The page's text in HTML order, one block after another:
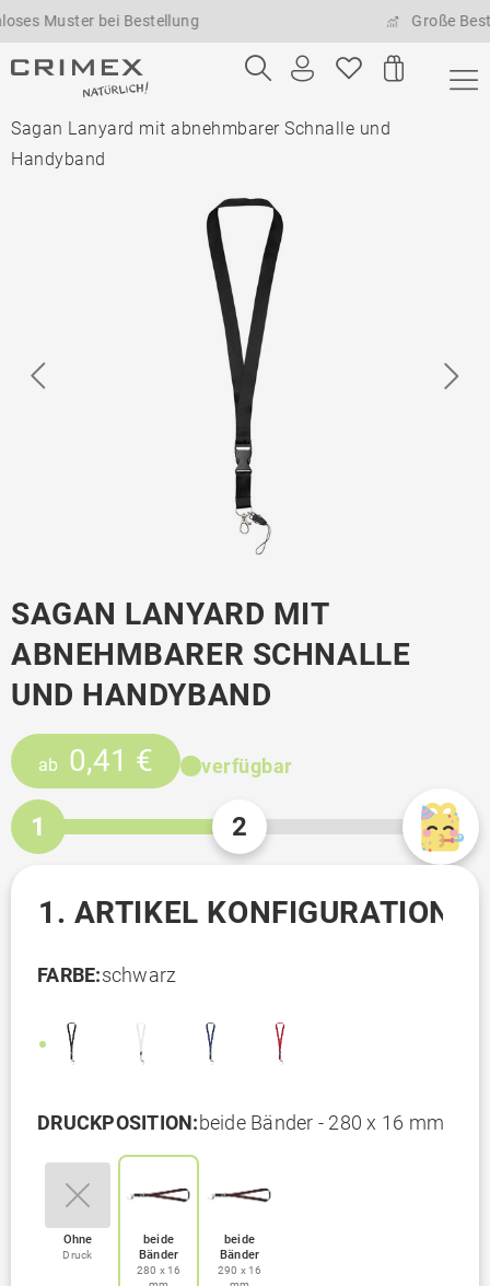
bei Bestellung Große
Sagan Lanyard mit abnehmbarer Schnalle und
Handyband
SAGAN LANYARD MIT
ABNEHMBARER SCHNALLE
UND HANDYBAND
ab 0,41 € verfügbar
1 2
1. ARTIKEL KONFIGURATION
FARBE:schwarz
DRUCKPOSITION:beide Bänder - 280 x 16 mm
Ohne
Druck
beide
Bänder
280 x 16
beide
Bänder
290 x 16